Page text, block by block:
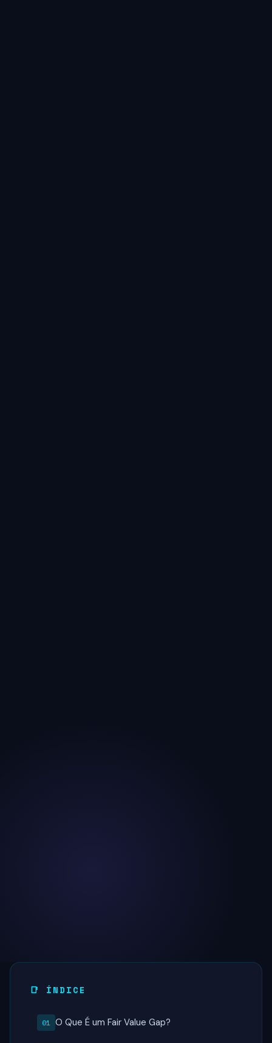
📑 ÍNDICE
O Que É um Fair Value Gap?